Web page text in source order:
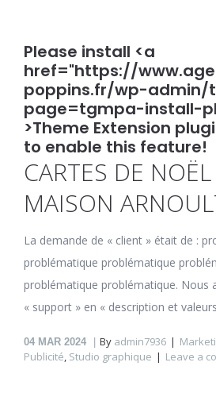
Please install <a
href="https://
poppins.fr/wp-admin/
page=tgmpa-install-
>Theme Extension
to enable this feature!
CARTES DE
MAISON
La demande de « client » était de :
problématique problématique
problématique problématique. Nous
« support » en « description et
04 MAR 2024 By admin7936
Publicité, Studio graphique Leave a